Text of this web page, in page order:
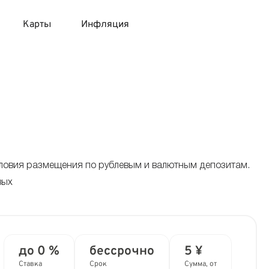
Карты
с моментальным решением
Инфляция
размещения по рублевым и валютным депозитам.
до 0 %
Ставка
бессрочно
Срок
5 ¥
Сумма, от